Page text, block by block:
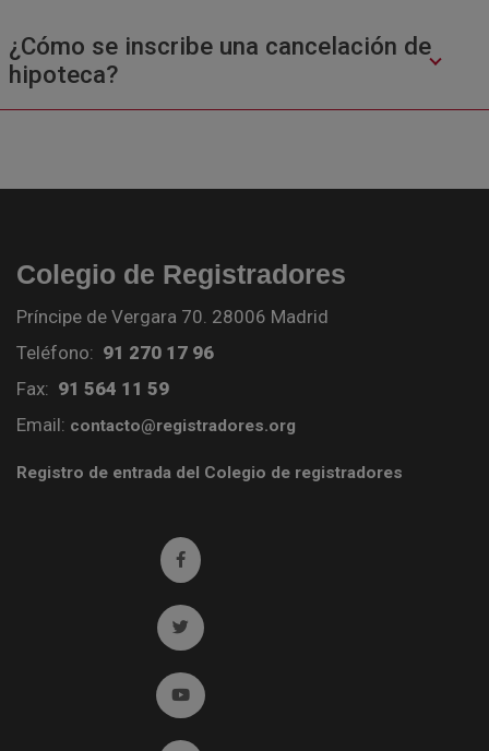
¿Cómo se inscribe una cancelación de
hipoteca?
Colegio de Registradores
Príncipe de Vergara 70. 28006 Madrid
Teléfono: 91 270 17 96
Fax: 91 564 11 59
Email: contacto@registradores.org
Registro de entrada del Colegio de registradores
Ir a facebook (abre en ventana nueva)
Ir a twitter (abre en ventana nueva)
Ir a YouTube (abre en ventana nueva)